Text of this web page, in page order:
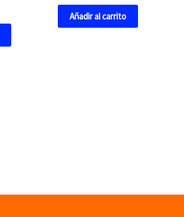
Añadir al carrito